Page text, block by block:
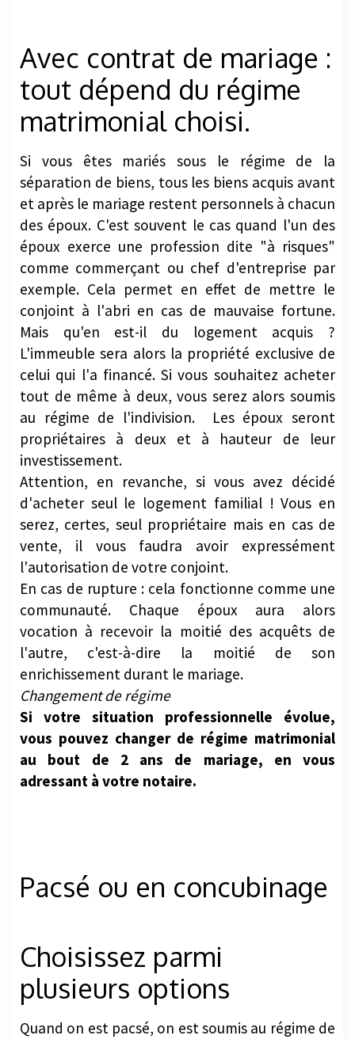
Avec contrat de mariage :
tout dépend du régime
matrimonial choisi.
Si vous êtes mariés sous le régime de la
séparation de biens, tous les biens acquis avant
et après le mariage restent personnels à chacun
des époux. C'est souvent le cas quand l'un des
époux exerce une profession dite "à risques"
comme commerçant ou chef d'entreprise par
exemple. Cela permet en effet de mettre le
conjoint à l'abri en cas de mauvaise fortune.
Mais qu'en est-il du logement acquis ?
L'immeuble sera alors la propriété exclusive de
celui qui l'a financé. Si vous souhaitez acheter
tout de même à deux, vous serez alors soumis
au régime de l'indivision. Les époux seront
propriétaires à deux et à hauteur de leur
investissement.
Attention, en revanche, si vous avez décidé
d'acheter seul le logement familial ! Vous en
serez, certes, seul propriétaire mais en cas de
vente, il vous faudra avoir expressément
l'autorisation de votre conjoint.
En cas de rupture : cela fonctionne comme une
communauté. Chaque époux aura alors
vocation à recevoir la moitié des acquêts de
l'autre, c'est-à-dire la moitié de son
enrichissement durant le mariage.
Changement de régime
Si votre situation professionnelle évolue,
vous pouvez changer de régime matrimonial
au bout de 2 ans de mariage, en vous
adressant à votre notaire.
Pacsé ou en concubinage
Choisissez parmi
plusieurs options
Quand on est pacsé, on est soumis au régime de